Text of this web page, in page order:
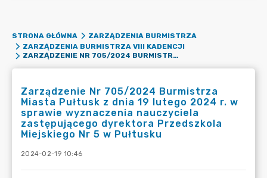
STRONA GŁÓWNA
ZARZĄDZENIA BURMISTRZA
ZARZĄDZENIA BURMISTRZA VIII KADENCJI
ZARZĄDZENIE NR 705/2024 BURMISTRZA MIASTA PUŁTUSK Z DNIA 19 LUTEGO 2024 R. W SPRAWIE WYZNACZENIA NAUCZYCIELA ZASTĘPUJĄCEGO DYREKTORA PRZEDSZKOLA MIEJSKIEGO NR 5 W PUŁTUSKU
Zarządzenie Nr 705/2024 Burmistrza
Miasta Pułtusk z dnia 19 lutego 2024 r. w
sprawie wyznaczenia nauczyciela
zastępującego dyrektora Przedszkola
Miejskiego Nr 5 w Pułtusku
2024-02-19 10:46